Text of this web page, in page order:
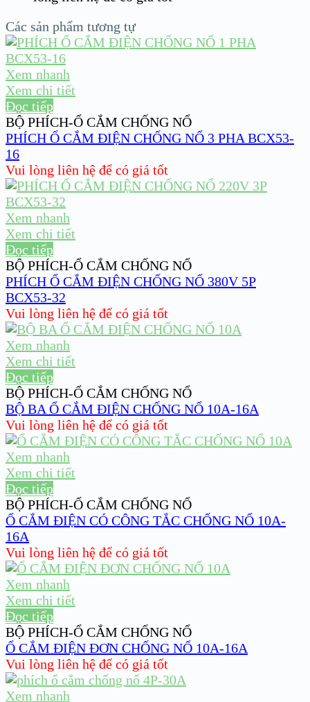
Các sản phẩm tương tự
Xem nhanh
Xem chi tiết
Đọc tiếp
BỘ PHÍCH-Ổ CẮM CHỐNG NỔ
PHÍCH Ổ CẮM ĐIỆN CHỐNG NỔ 3 PHA BCX53-
16
Vui lòng liên hệ để có giá tốt
Xem nhanh
Xem chi tiết
Đọc tiếp
BỘ PHÍCH-Ổ CẮM CHỐNG NỔ
PHÍCH Ổ CẮM ĐIỆN CHỐNG NỔ 380V 5P
BCX53-32
Vui lòng liên hệ để có giá tốt
Xem nhanh
Xem chi tiết
Đọc tiếp
BỘ PHÍCH-Ổ CẮM CHỐNG NỔ
BỘ BA Ổ CẮM ĐIỆN CHỐNG NỔ 10A-16A
Vui lòng liên hệ để có giá tốt
Xem nhanh
Xem chi tiết
Đọc tiếp
BỘ PHÍCH-Ổ CẮM CHỐNG NỔ
Ổ CẮM ĐIỆN CÓ CÔNG TẮC CHỐNG NỔ 10A-
16A
Vui lòng liên hệ để có giá tốt
Xem nhanh
Xem chi tiết
Đọc tiếp
BỘ PHÍCH-Ổ CẮM CHỐNG NỔ
Ổ CẮM ĐIỆN ĐƠN CHỐNG NỔ 10A-16A
Vui lòng liên hệ để có giá tốt
Xem nhanh